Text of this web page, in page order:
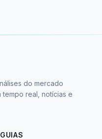
do mercado
real, notícias e
GUIAS